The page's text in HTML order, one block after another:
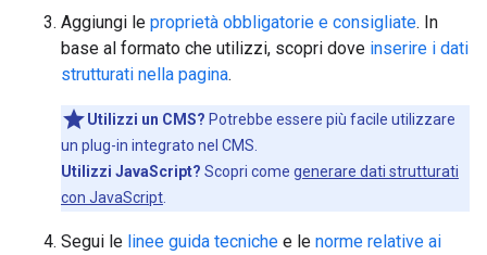
Aggiungi le proprietà obbligatorie e consigliate. In
base al formato che utilizzi, scopri dove inserire i dati
strutturati nella pagina.
Utilizzi un CMS? Potrebbe essere più facile utilizzare
un plug-in integrato nel CMS.
Utilizzi JavaScript? Scopri come generare dati strutturati
con JavaScript
Segui le linee guida tecniche e le norme relative ai